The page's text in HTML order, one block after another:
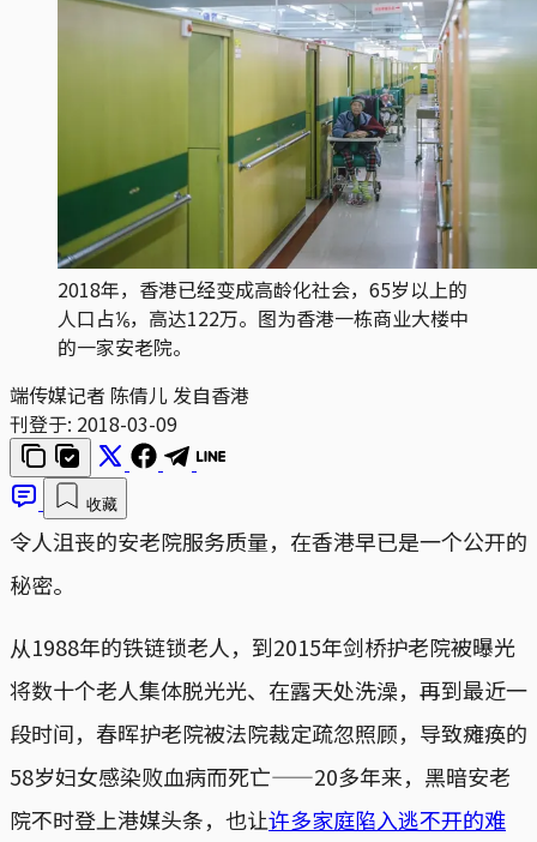
2018年，香港已经变成高龄化社会，65岁以上的
人口占⅙，高达122万。图为香港一栋商业大楼中
的一家安老院。
端传媒记者 陈倩儿 发自香港
刊登于: 2018-03-09
收藏
令人沮丧的安老院服务质量，在香港早已是一个公开的
秘密。
从1988年的铁链锁老人，到2015年剑桥护老院被曝光
将数十个老人集体脱光光、在露天处洗澡，再到最近一
段时间，春晖护老院被法院裁定疏忽照顾，导致瘫痪的
58岁妇女感染败血病而死亡——20多年来，黑暗安老
院不时登上港媒头条，也让许多家庭陷入逃不开的难